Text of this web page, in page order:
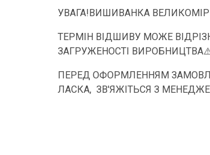
УВАГА!ВИШИВАНКА
ТЕРМІН ВІДШИВУ МОЖЕ
ЗАГРУЖЕНОСТІ
ПЕРЕД ОФОРМЛЕННЯМ
ЛАСКА, ЗВ'ЯЖІТЬСЯ З